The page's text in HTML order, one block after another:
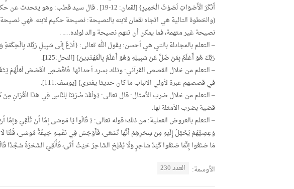
أَنْكَرَ الْأَصْوَاتِ لَصَوْتُ الْحَمِيرِ} [لقمان: 12-19] . قال سيد
(والخطوة التالية هي اتجاه لقمان لابنه بالنصيحة: نصيحة حكيم لابنه. فهي
نصيحة غير متهمة، فما يمكن أن تتهم نصيحة والد لولده…. .
– التعلم بالمجادلة بالتي هي أحسن: يقول الله تعالى: {أدْعُ إِلَى سَبِيلِ رَبِّكَ
رَبَّكَ هُوَ أَعْلَمُ بِمَنْ ضَلَّ عَنْ سَبِيلِهِ وَهُوَ أَعْلَمُ بِالْمُهْتَدِينَ} [النحل:125].
في قصصهم عبرة لأولي الالباب ما كان حديثا يفترى} [يوسف:111].
قضية بضرب الأمثلة لها.
– التعلم بالعروض العملية: من ذلك؛ قوله تعالى: { قَالُوا يَا مُوسَى إِمَّا أَنْ تُلْقِيَ وَإِمَّا
وَعِصِيُّهُمْ يُخَيَّلُ إِلَيْهِ مِنْ سِحْرِهِمْ أَنَّهَا تَسْعَى، فَأَوْجَسَ فِي نَفْسِهِ خِيفَةً مُوسَى، قُلْنَا
مَا صَنَعُوا إِنَّمَا صَنَعُوا كَيْدُ سَاحِرٍ وَلَا يُفْلِحُ السَّاحِرُ حَيْثُ أَتَى، فَأُلْقِيَ السَّحَرَةُ سُجَّدًا
الأوسمة: العدد 230